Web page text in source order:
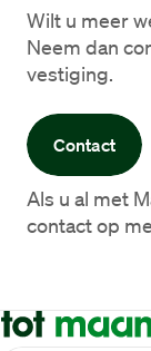
Wilt u meer
Neem dan
vestiging.
Contact
Als u al met
contact op